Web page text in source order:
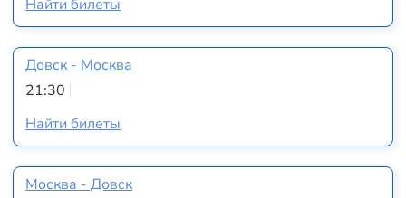
Найти билеты
Довск - Москва
21:30
Найти билеты
Москва - Довск